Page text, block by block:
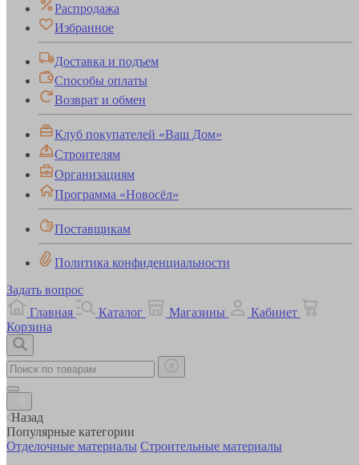
Распродажа
Избранное
Доставка и подъем
Способы оплаты
Возврат и обмен
Клуб покупателей «Ваш Дом»
Строителям
Организациям
Программа «Новосёл»
Поставщикам
Политика конфиденциальности
Задать вопрос
Главная
Каталог Магазины
Кабинет
Корзина
Назад
Популярные категории
Отделочные материалы Строительные материалы